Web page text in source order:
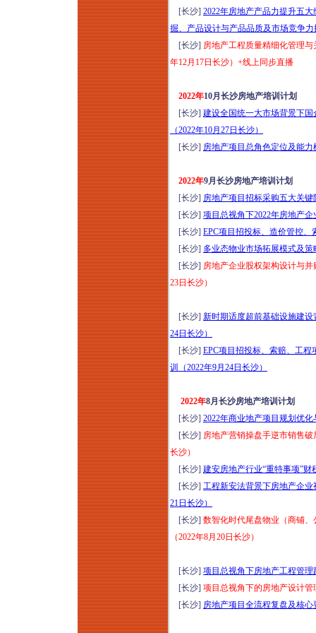
[长沙] 2022年房地产产品力提升五
掘、产品设计与产品品质及市场竞争
[长沙] 房地产工程质量精细化管理
年12月17日长沙）+线上同步直播
2022年10月长沙房地产培训计划
[长沙] 建设全国统一大市场背景下
（2022年10月27日长沙）
[长沙] 房地产项目总角色定位及能
2022年9月长沙房地产培训计划
[长沙] 房地产项目招标采购五大关
[长沙] 项目总视角下2022年房地产
[长沙] EPC项目招投标、造价管控
[长沙] 多业态物业市场拓展模式及
[长沙] 房地产企业股权架构设计与
23日长沙）
[长沙] 新时期适度超前基础设施建
24日长沙）
[长沙] EPC项目招投标、索赔、工
训（2022年9月24日长沙）
2022年8月长沙房地产培训计划
[长沙] 2022年商业地产项目规划优
[长沙] 房地产营销操盘手逆市销售
长沙）
[长沙] 建安房地产行业“重特事项”财
[长沙] 工程新安法背景下房地产企
21日长沙）
[长沙] 数智化时代尾盘物业（商铺
（2022年8月20日长沙）
[长沙] 项目总视角下房地产工程管
[长沙] 项目总视角下的房地产设计
[长沙] 房地产项目全流程复盘及核